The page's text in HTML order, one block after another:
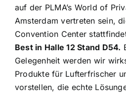
auf der PLMA’s World of
Amsterdam vertreten sein,
Convention Center
Best in Halle 12 Stand D54.
Gelegenheit werden wir
Produkte für Lufterfrischer
vorstellen, die echte